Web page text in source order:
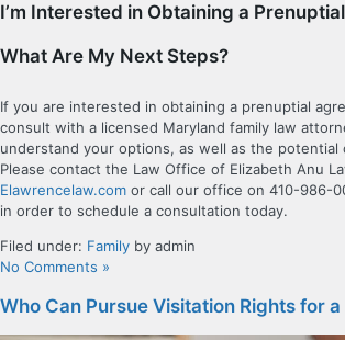
I’m Interested in Obtaining a
What Are My Next Steps?
If you are interested in obtaining a prenuptial
consult with a licensed Maryland family law
understand your options, as well as the potential
Please contact the Law Office of Elizabeth Anu
Elawrencelaw.com or call our office on 410-986-
in order to schedule a consultation today.
Filed under: Family by admin
No Comments »
Who Can Pursue Visitation Rights for a